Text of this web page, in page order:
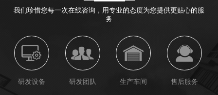
我们珍惜您每一次在线咨询，用专业的态度为您提供更贴心的服
务
研发设备 研发团队 生产车间 售后服务